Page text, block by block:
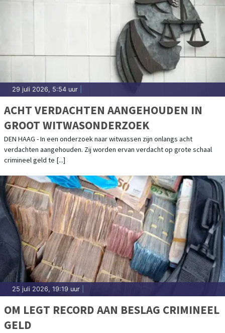
29 juli 2026, 5:54 uur
ACHT VERDACHTEN AANGEHOUDEN IN
GROOT WITWASONDERZOEK
DEN HAAG - In een onderzoek naar witwassen zijn onlangs acht
verdachten aangehouden. Zij worden ervan verdacht op grote schaal
crimineel geld te [...]
25 juli 2026, 19:19 uur
OM LEGT RECORD AAN BESLAG CRIMINEEL
GELD